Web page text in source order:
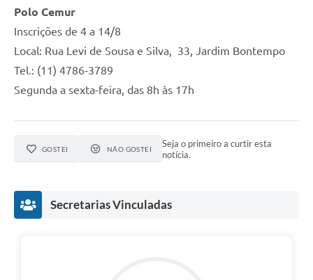
Polo Cemur
Inscrições de 4 a 14/8
Local: Rua Levi de Sousa e Silva, 33, Jardim Bontempo
Tel.: (11) 4786-3789
Segunda a sexta-feira, das 8h às 17h
GOSTEI NÃO GOSTEI
Seja o primeiro a curtir esta
notícia.
Secretarias Vinculadas